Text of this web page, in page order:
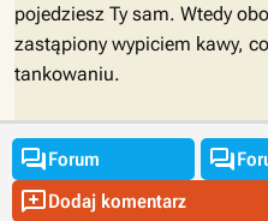
pojedziesz Ty sam. Wtedy
zastąpiony wypiciem kawy,
tankowaniu.
Forum 
Dodaj komentarz